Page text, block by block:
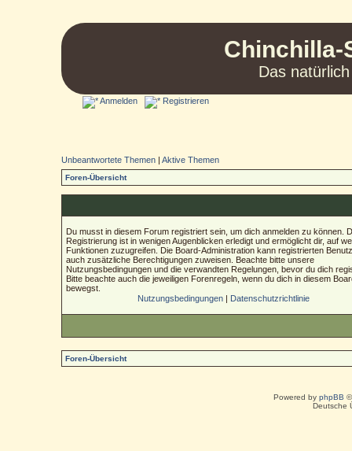
Chinchilla-
Das
Anmelden Registrieren
Unbeantwortete Themen |Aktive Themen
Foren-Übersicht
Du musst in diesem Forum registriert sein, um dich anmelden zu können.
Registrierung ist in wenigen Augenblicken erledigt und ermöglicht dir, auf
Funktionen zuzugreifen. Die Board-Administration kann registrierten
auch zusätzliche Berechtigungen zuweisen. Beachte bitte unsere
Nutzungsbedingungen und die verwandten Regelungen, bevor du dich
Bitte beachte auch die jeweiligen Forenregeln, wenn du dich in diesem
bewegst.
Nutzungsbedingungen| Datenschutzrichtlinie
Foren-Übersicht
Powered by phpBB
Deutsche